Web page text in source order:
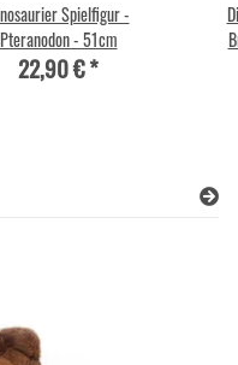
Spielfigur -
Pteranodon - 51cm
22,90 €*